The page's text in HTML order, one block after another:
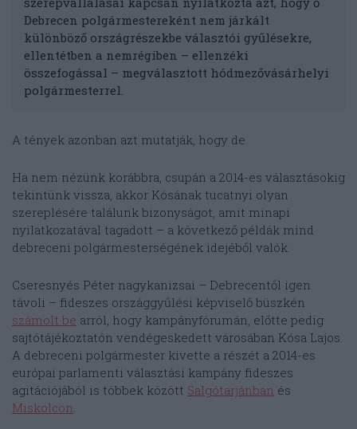
Debrecen polgármestereként nem járkált
különböző országrészekbe választói gyűlésekre,
ellentétben a nemrégiben – ellenzéki
összefogással – megválasztott hódmezővásárhelyi
polgármesterrel.
A tények azonban azt mutatják, hogy de.
Ha nem nézünk korábbra, csupán a 2014-es választásokig
tekintünk vissza, akkor Kósának tucatnyi olyan
szereplésére találunk bizonyságot, amit minapi
nyilatkozatával tagadott – a következő példák mind
debreceni polgármesterségének idejéből valók.
Cseresnyés Péter nagykanizsai – Debrecentől igen
távoli – fideszes országgyűlési képviselő büszkén
számolt be arról, hogy kampányfórumán, előtte pedig
sajtótájékoztatón vendégeskedett városában Kósa Lajos.
A debreceni polgármester kivette a részét a 2014-es
európai parlamenti választási kampány fideszes
agitációjából is többek között Salgótarjánban és
Miskolcon